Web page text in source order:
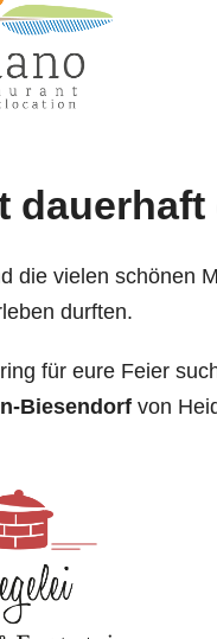
die vielen schönen
durften.
für eure Feier
Biesendorfvon